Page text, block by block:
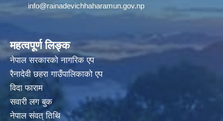
info@rainadevichhaharamun.gov.np
महत्वपूर्ण लिङ्क
नेपाल सरकारको नागरिक एप
रैनादेवी छहरा गाउँपालिकाको एप
विदा फाराम
सवारी लग बुक
नेपाल संवत् तिथि